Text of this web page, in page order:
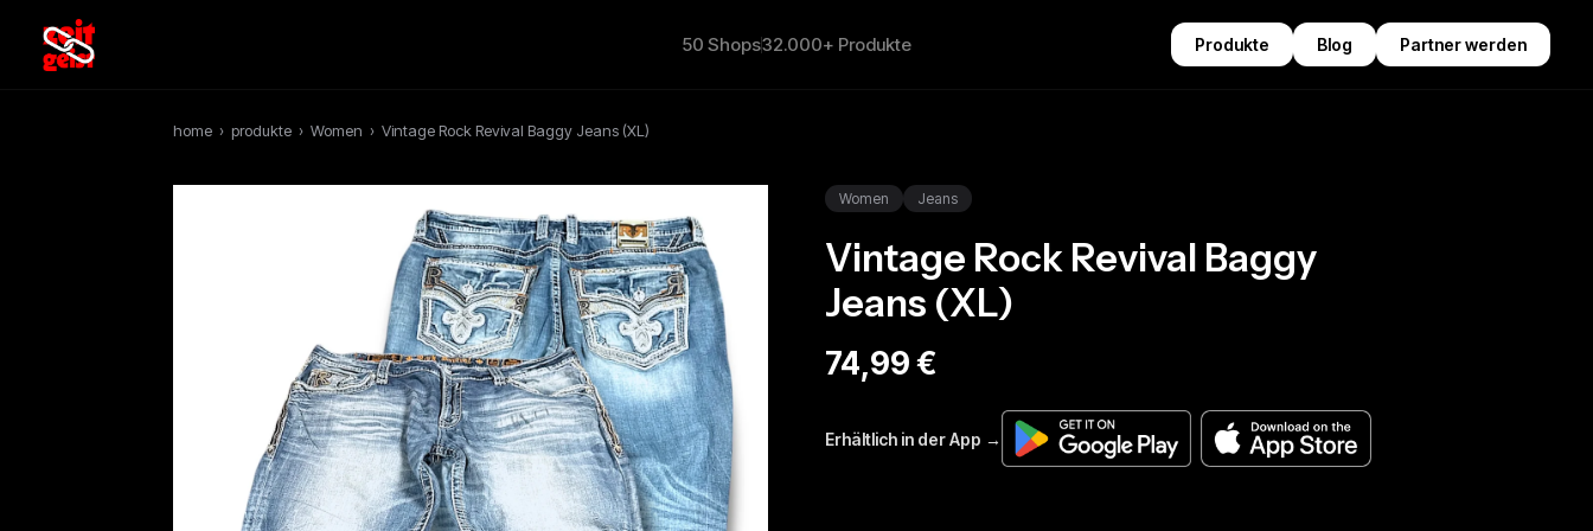
50 Shops32.000+ Produkte Produkte Blog Partner werden
home › produkte › Women › Vintage Rock Revival Baggy Jeans (XL)
Women Jeans
Vintage Rock Revival Baggy
Jeans (XL)
74,99 €